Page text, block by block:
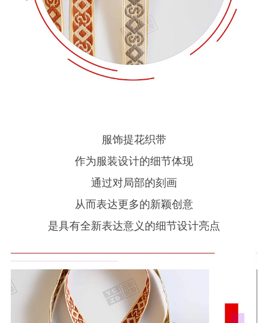
服饰提花织带
作为服装设计的细节体现
通过对局部的刻画
从而表达更多的新颖创意
是具有全新表达意义的细节设计亮点